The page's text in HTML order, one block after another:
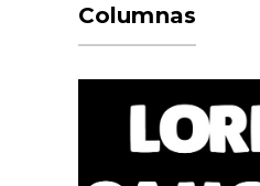
Columnas